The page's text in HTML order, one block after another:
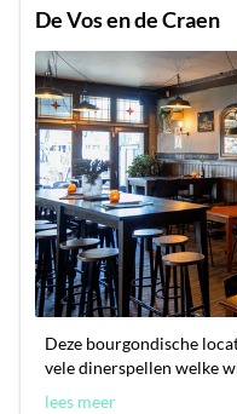
De Vos en de Craen
Deze bourgondische
vele dinerspellen welke
lees meer